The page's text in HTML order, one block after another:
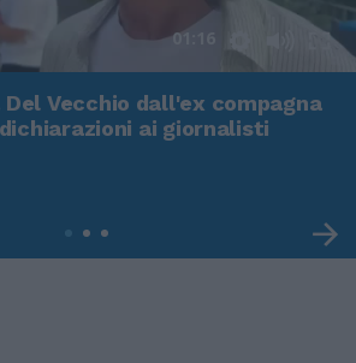
01:16
Vecchio dall'ex compagna
ai giornalisti